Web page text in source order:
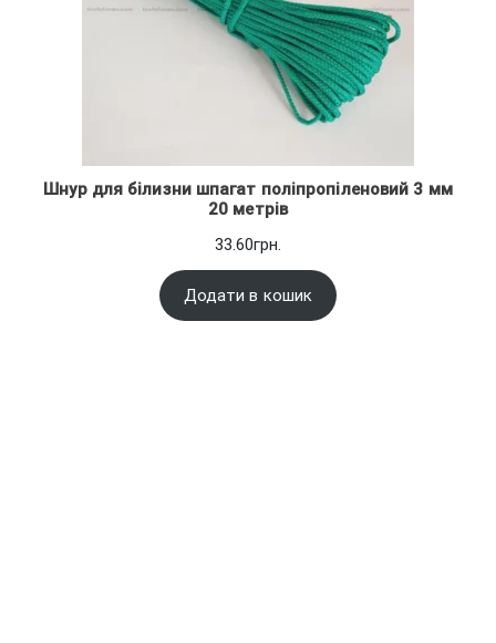
Шнур для білизни шпагат поліпропіленовий 3 мм
20 метрів
33.60грн.
Додати в кошик